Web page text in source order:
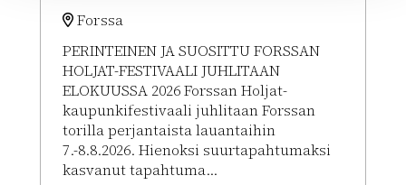
Forssa
PERINTEINEN JA SUOSITTU FORSSAN
HOLJAT-FESTIVAALI JUHLITAAN
ELOKUUSSA 2026 Forssan Holjat-
kaupunkifestivaali juhlitaan Forssan
torilla perjantaista lauantaihin
7.-8.8.2026. Hienoksi suurtapahtumaksi
kasvanut tapahtuma...